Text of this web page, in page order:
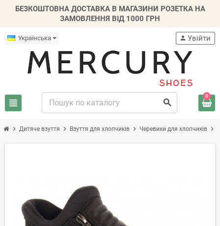
БЕЗКОШТОВНА ДОСТАВКА В МАГАЗИНИ РОЗЕТКА НА
ЗАМОВЛЕННЯ ВІД 1000 ГРН
Українська
view_headline search
person Увійти
0
chevron_right Дитяче взуття chevron_right Взуття для хлопчиків chevron_right Черевики для хлопчиків chevron_right